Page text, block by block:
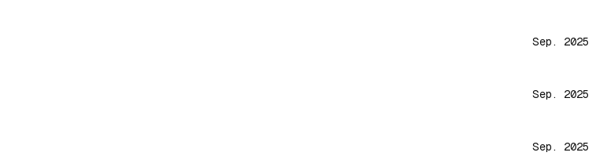
Sep. 2025
Sep. 2025
Sep. 2025